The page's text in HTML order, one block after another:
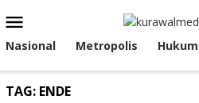
ke
kontenMobile
Nasional Metropolis Hukum
TAG: ENDE